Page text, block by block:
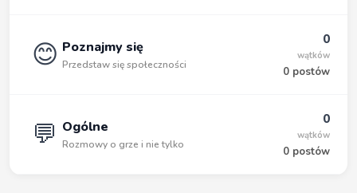
😊 Poznajmy się
Przedstaw się społeczności
0
wątków
0 postów
💬 Ogólne
Rozmowy o grze i nie tylko
0
wątków
0 postów